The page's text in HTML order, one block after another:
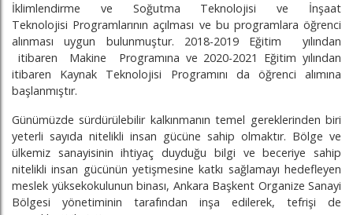
İklimlendirme ve Soğutma Teknolojisi ve İnşaat
Teknolojisi Programlarının açılması ve bu programlara öğrenci
alınması uygun bulunmuştur. 2018-2019 Eğitim yılından
itibaren Makine Programına ve 2020-2021 Eğitim yılından
itibaren Kaynak Teknolojisi Programını da öğrenci alımına
başlanmıştır.
Günümüzde sürdürülebilir kalkınmanın temel gereklerinden biri
yeterli sayıda nitelikli insan gücüne sahip olmaktır. Bölge ve
ülkemiz sanayisinin ihtiyaç duyduğu bilgi ve beceriye sahip
nitelikli insan gücünün yetişmesine katkı sağlamayı hedefleyen
meslek yüksekokulunun binası, Ankara Başkent Organize Sanayi
Bölgesi yönetiminin tarafından inşa edilerek, tefrişi de